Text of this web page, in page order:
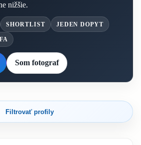
nižšie.
SHORTLIST JEDEN DOPYT
Som fotograf
Filtrovať profily